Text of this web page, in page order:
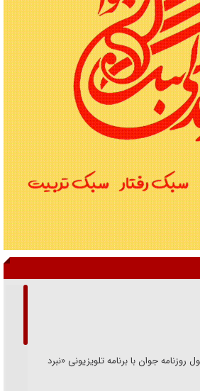
روزنامه جوان با برنامه تلویزیونی «نبرد